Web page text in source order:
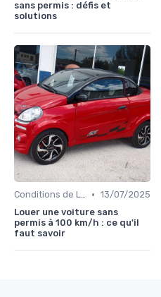
sans permis : défis et
solutions
Conditions de Location • 13/07/2025
Louer une voiture sans
permis à 100 km/h : ce qu'il
faut savoir